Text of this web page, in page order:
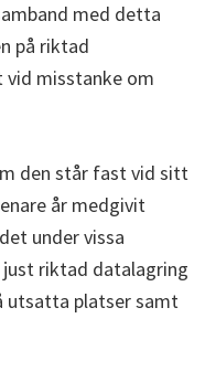
med detta
på riktad
vid misstanke om
den står fast vid sitt
år medgivit
under vissa
riktad datalagring
utsatta platser samt